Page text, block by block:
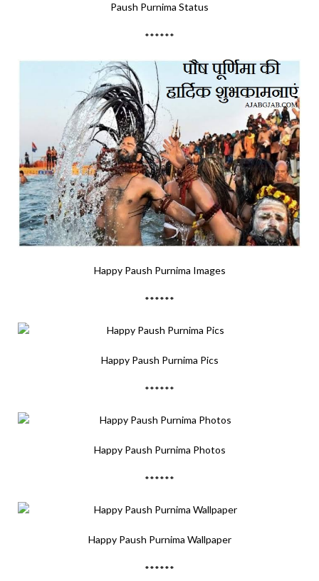
Paush Purnima Status
******
Happy Paush Purnima Images
******
Happy Paush Purnima Pics
******
Happy Paush Purnima Photos
******
Happy Paush Purnima Wallpaper
******